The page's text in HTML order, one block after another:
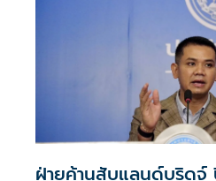
ฝ่ายค้านสับแลนด์บริดจ์ ปิดหูปิดตาตัวแทน